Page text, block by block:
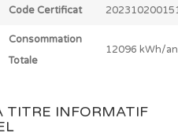
Code Certificat
Consommation
Totale
12096 kWh/an
TITRE INFORMATIF